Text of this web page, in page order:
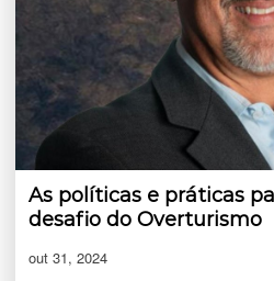
As políticas e práticas
desafio do Overturismo
out 31, 2024